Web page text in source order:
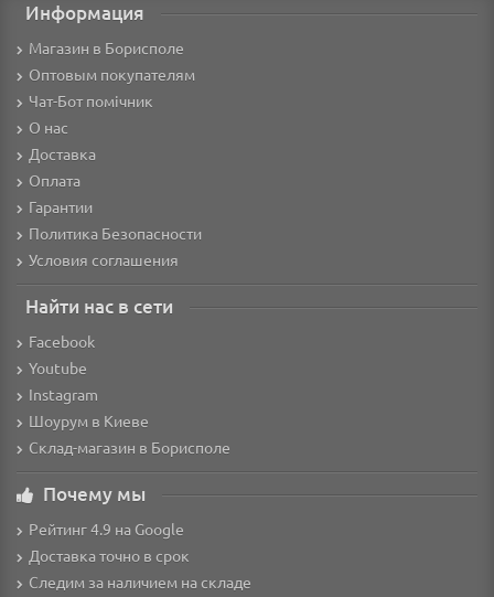
Информация
Магазин в Борисполе
Оптовым покупателям
Чат-Бот помічник
О нас
Доставка
Оплата
Гарантии
Политика Безопасности
Условия соглашения
Найти нас в сети
Facebook
Youtube
Instagram
Шоурум в Киеве
Склад-магазин в Борисполе
Почему мы
Рейтинг 4.9 на Google
Доставка точно в срок
Следим за наличием на складе